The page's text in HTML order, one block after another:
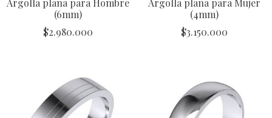
Argolla plana para Hombre
(6mm)
$2.980.000
Argolla plana para Mujer
(4mm)
$3.150.000